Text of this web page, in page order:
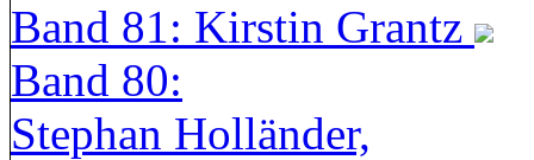
Band 81: Kirstin Grantz
Band 80:
Stephan Holländer,